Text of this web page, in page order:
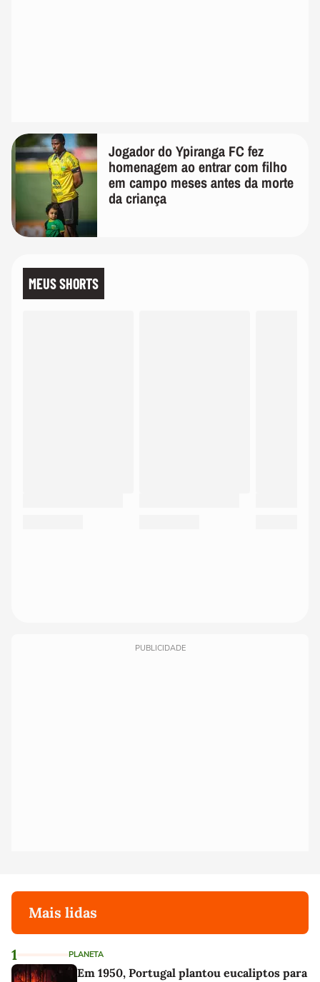
Jogador do Ypiranga FC fez
homenagem ao entrar com filho
em campo meses antes da morte
da criança
MEUS SHORTS
PUBLICIDADE
Mais lidas
1 PLANETA
Em 1950, Portugal plantou eucaliptos para